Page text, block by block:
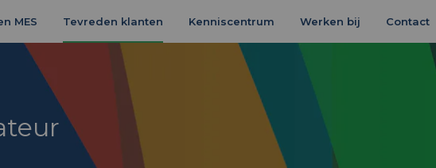
MES Tevreden klanten Kenniscentrum Werken bij Contact